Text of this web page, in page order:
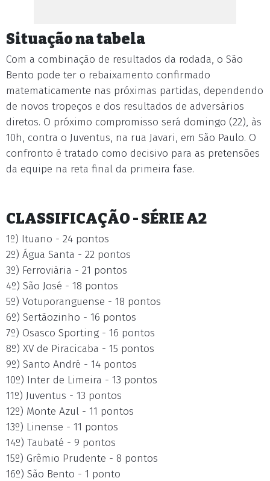
Situação na tabela
Com a combinação de resultados da rodada, o São
Bento pode ter o rebaixamento confirmado
matematicamente nas próximas partidas, dependendo
de novos tropeços e dos resultados de adversários
diretos. O próximo compromisso será domingo (22), às
10h, contra o Juventus, na rua Javari, em São Paulo. O
confronto é tratado como decisivo para as pretensões
da equipe na reta final da primeira fase.
CLASSIFICAÇÃO - SÉRIE A2
1º) Ituano - 24 pontos
2º) Água Santa - 22 pontos
3º) Ferroviária - 21 pontos
4º) São José - 18 pontos
5º) Votuporanguense - 18 pontos
6º) Sertãozinho - 16 pontos
7º) Osasco Sporting - 16 pontos
8º) XV de Piracicaba - 15 pontos
9º) Santo André - 14 pontos
10º) Inter de Limeira - 13 pontos
11º) Juventus - 13 pontos
12º) Monte Azul - 11 pontos
13º) Linense - 11 pontos
14º) Taubaté - 9 pontos
15º) Grêmio Prudente - 8 pontos
16º) São Bento - 1 ponto